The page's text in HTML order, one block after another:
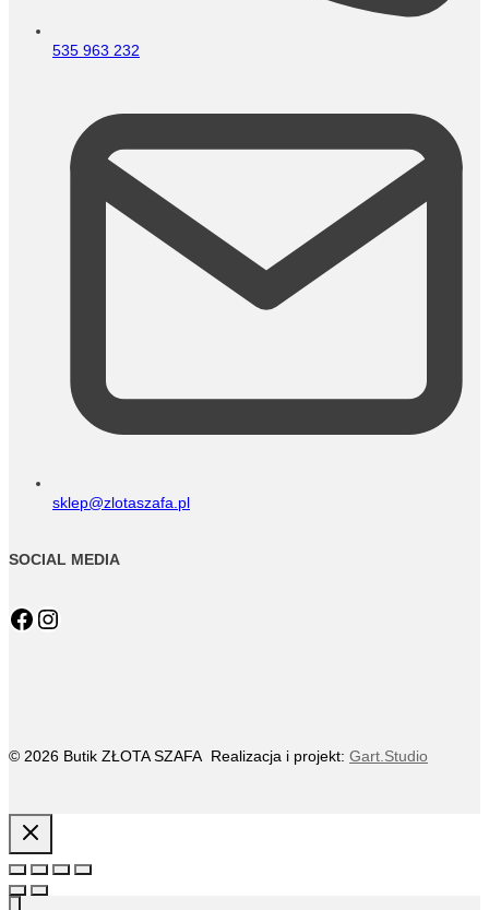
535 963 232
sklep@zlotaszafa.pl
SOCIAL MEDIA
Facebook
Instagram
© 2026 Butik ZŁOTA SZAFA Realizacja i projekt: Gart.Studio